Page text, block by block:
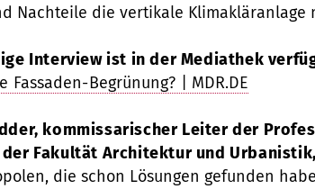
Nachteile die vertikale Klimakläranlage
Interview ist in der Mediathek
Fassaden-Begrünung? | MDR.DE
kommissarischer Leiter der
Fakultät Architektur und Urbanistik,
die schon Lösungen gefunden